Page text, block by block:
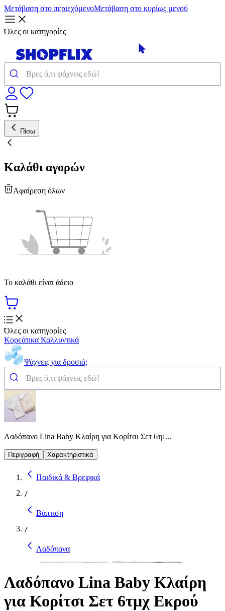
Μετάβαση στο περιεχόμενοΜετάβαση στο κυρίως μενού
Όλες οι κατηγορίες
Πίσω
Καλάθι αγορών
Αφαίρεση όλων
Το καλάθι είναι άδειο
Όλες οι κατηγορίες
Κορεάτικα Καλλυντικά
Ψάχνεις για δροσιά;
Λαδόπανο Lina Baby Κλαίρη για Κορίτσι Σετ 6τμ...
Περιγραφή Χαρακτηριστικά
Παιδικά & Βρεφικά
/
Βάπτιση
/
Λαδόπανα
Λαδόπανο Lina Baby Κλαίρη
για Κορίτσι Σετ 6τμχ Εκρού